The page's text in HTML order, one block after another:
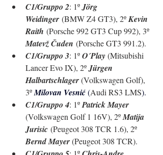
C1/Gruppo 2: 1º Jörg
Weidinger (BMW Z4 GT3), 2º Kevin
Raith (Porsche 992 GT3 Cup 992), 3º
Matevž Čuden (Porsche GT3 991.2).
C1/Gruppo 3: 1º O´Play (Mitsubishi
Lancer Evo IX), 2º Jürgen
Halbartschlager (Volkswagen Golf),
3º Milovan Vesnić (Audi RS3 LMS).
C1/Gruppo 4: 1º Patrick Mayer
(Volkswagen Golf 1 16V), 2º Matija
Jurisic (Peugeot 308 TCR 1.6), 2º
Bernd Mayer (Peugeot 308 TCR).